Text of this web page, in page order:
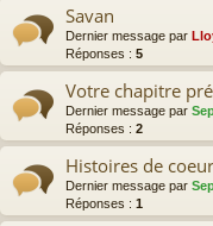
Savan
Dernier message par
Réponses : 5
Votre chapitre
Dernier message par
Réponses : 2
Histoires de coeur
Dernier message par
Réponses : 1